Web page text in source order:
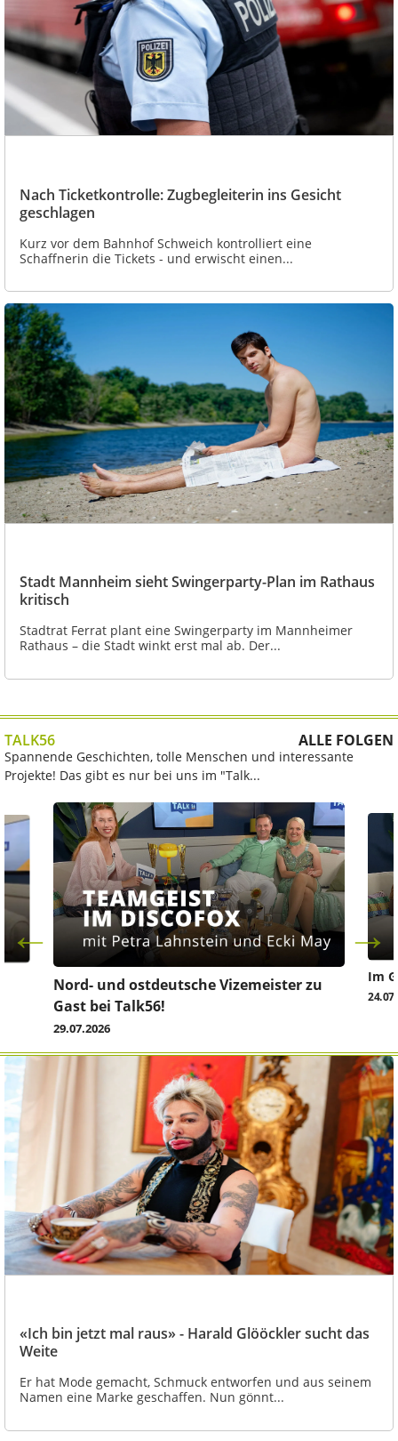
Nach Ticketkontrolle: Zugbegleiterin ins Gesicht
geschlagen
Kurz vor dem Bahnhof Schweich kontrolliert eine
Schaffnerin die Tickets - und erwischt einen...
Stadt Mannheim sieht Swingerparty-Plan im Rathaus
kritisch
Stadtrat Ferrat plant eine Swingerparty im Mannheimer
Rathaus – die Stadt winkt erst mal ab. Der...
TALK56 ALLE FOLGEN
Spannende Geschichten, tolle Menschen und interessante
Projekte! Das gibt es nur bei uns im "Talk...
Nord- und ostdeutsche Vizemeister zu
Gast bei Talk56!
29.07.2026
Im
«Ich bin jetzt mal raus» - Harald Glööckler sucht das
Weite
Er hat Mode gemacht, Schmuck entworfen und aus seinem
Namen eine Marke geschaffen. Nun gönnt...